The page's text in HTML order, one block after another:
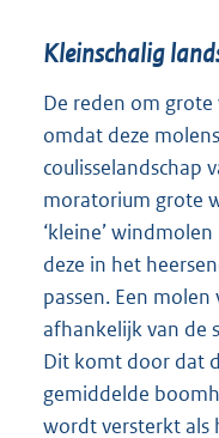
Kleinschalig
De reden om
omdat deze
coulisselandschap
moratorium grote
‘kleine’
deze in het
passen. Een
afhankelijk van de
Dit komt door dat
gemiddelde
wordt versterkt als